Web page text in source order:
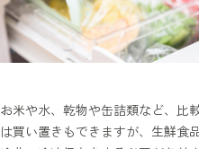
お米や水、乾物や缶詰類など、比
は買い置きもできますが、生鮮食